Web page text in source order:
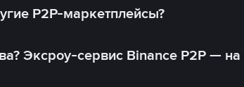
P2P-маркетплейсы?
Эксроу-сервис Binance P2P —